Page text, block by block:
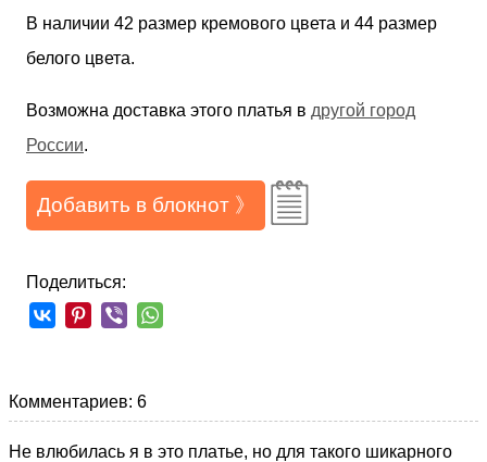
В наличии 42 размер кремового цвета и 44 размер
белого цвета.
Возможна доставка этого платья в другой город
России.
Добавить в блокнот 》
Поделиться:
Комментариев: 6
Не влюбилась я в это платье, но для такого шикарного